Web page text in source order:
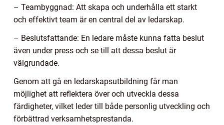
– Teambyggnad: Att skapa och underhålla ett starkt
och effektivt team är en central del av ledarskap.
– Beslutsfattande: En ledare måste kunna fatta beslut
även under press och se till att dessa beslut är
välgrundade.
Genom att gå en ledarskapsutbildning får man
möjlighet att reflektera över och utveckla dessa
färdigheter, vilket leder till både personlig utveckling och
förbättrad verksamhetsprestanda.